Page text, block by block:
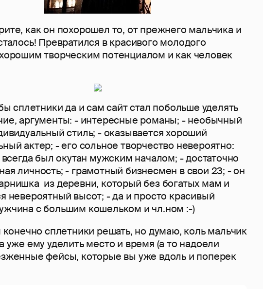
как он похорошел то, от прежнего мальчика и
Превратился в красивого молодого
творческим потенциалом и как человек
сплетники да и сам сайт стал побольше уделять
аргументы: - интересные романы; - необычный
стиль; - оказывается хороший
актер; - его сольное творчество невероятно:
всегда был окутан мужским началом; - достаточно
личность; - грамотный бизнесмен в свои 23; - он
из деревни, который без богатых мам и
невероятный высот; - да и просто красивый
с большим кошельком и чл.ном :-)
конечно сплетники решать, но думаю, коль мальчик
уже ему уделить место и время (а то надоели
фейсы, которые вы уже вдоль и поперек